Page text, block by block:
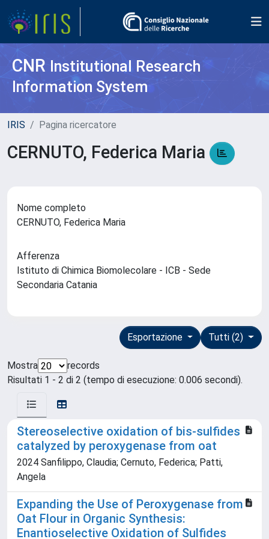
CNR Institutional Research
Information System
IRIS Pagina ricercatore
CERNUTO, Federica Maria
Nome completo
CERNUTO, Federica Maria
Afferenza
Istituto di Chimica Biomolecolare - ICB - Sede
Secondaria Catania
Tutti (2)
Esportazione
Mostra
records
Risultati 1 - 2 di 2 (tempo di esecuzione: 0.006 secondi).
Stereoselective oxidation of bis-sulfides
catalyzed by peroxygenase from oat
2024 Sanfilippo, Claudia; Cernuto, Federica; Patti,
Angela
Expanding the Use of Peroxygenase from
Oat Flour in Organic Synthesis:
Enantioselective Oxidation of Sulfides